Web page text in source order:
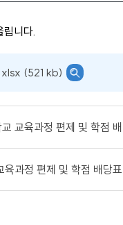
립니다.
(521 kb)
교육과정 편제 및 학점
과정 편제 및 학점 배당